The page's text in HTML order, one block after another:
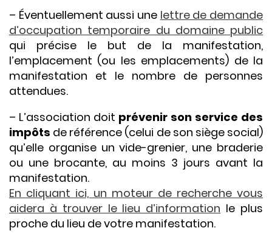
– Éventuellement aussi une lettre de demande
d’occupation temporaire du domaine public
qui précise le but de la manifestation,
l’emplacement (ou les emplacements) de la
manifestation et le nombre de personnes
attendues.
– L’association doit prévenir son service des
impôts de référence (celui de son siège social)
qu’elle organise un vide-grenier, une braderie
ou une brocante, au moins 3 jours avant la
manifestation.
En cliquant ici, un moteur de recherche vous
aidera à trouver le lieu d’information le plus
proche du lieu de votre manifestation.